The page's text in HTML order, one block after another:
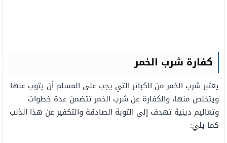
كفارة شرب الخمر
يعتبر شرب الخمر من الكبائر التي يجب على المسلم أن يتوب عنها
ويتخلص منها، والكفارة عن شرب الخمر تتضمن عدة خطوات
وتعاليم دينية تهدف إلى التوبة الصادقة والتكفير عن هذا الذنب
كما يلي: